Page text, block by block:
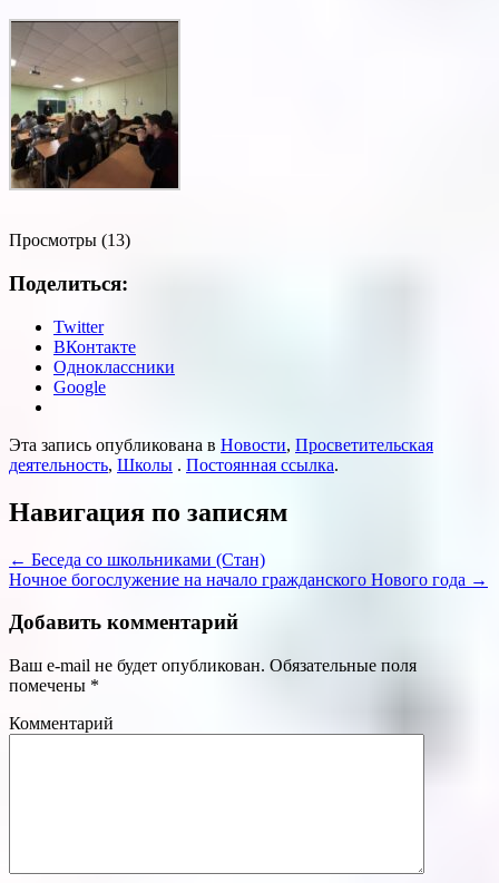
Просмотры (13)
Поделиться:
Twitter
ВКонтакте
Одноклассники
Google
Эта запись опубликована в Новости, Просветительская
деятельность, Школы . Постоянная ссылка.
Навигация по записям
← Беседа со школьниками (Стан)
Ночное богослужение на начало гражданского Нового года →
Добавить комментарий
Ваш e-mail не будет опубликован. Обязательные поля
помечены *
Комментарий